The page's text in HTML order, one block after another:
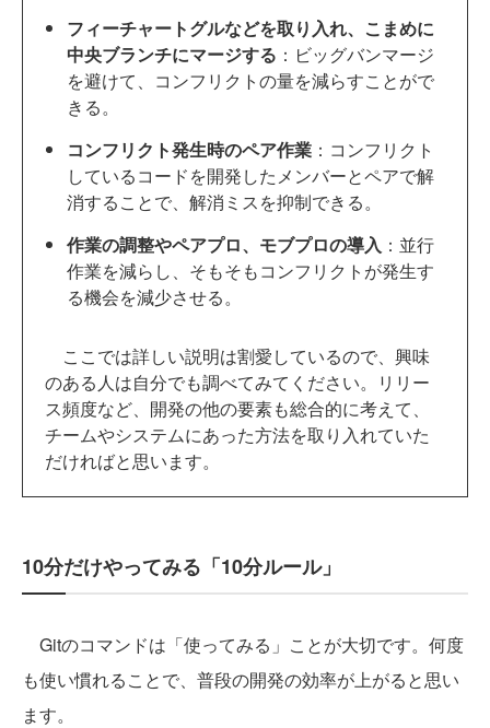
フィーチャートグルなどを取り入れ、こまめに
中央ブランチにマージする ：ビッグバンマージ
を避けて、コンフリクトの量を減らすことがで
きる。
コンフリクト発生時のペア作業 ：コンフリクト
しているコードを開発したメンバーとペアで解
消することで、解消ミスを抑制できる。
作業の調整やペアプロ、モブプロの導入 ：並行
作業を減らし、そもそもコンフリクトが発生す
る機会を減少させる。
ここでは詳しい説明は割愛しているので、興味
のある人は自分でも調べてみてください。リリー
ス頻度など、開発の他の要素も総合的に考えて、
チームやシステムにあった方法を取り入れていた
だければと思います。
10分だけやってみる「10分ルール」
Gitのコマンドは「使ってみる」ことが大切です。何度
も使い慣れることで、普段の開発の効率が上がると思い
ます。